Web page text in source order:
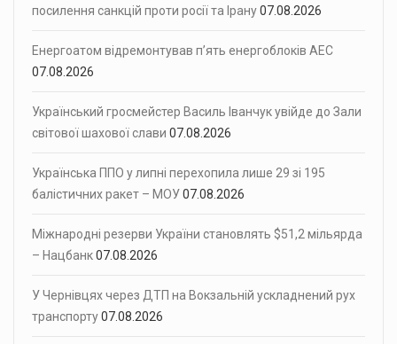
посилення санкцій проти росії та Ірану07.08.2026
Енергоатом відремонтував п’ять енергоблоків АЕС
07.08.2026
Український гросмейстер Василь Іванчук увійде до Зали
світової шахової слави 07.08.2026
Українська ППО у липні перехопила лише 29 зі 195
балістичних ракет – МОУ07.08.2026
Міжнародні резерви України становлять $51,2 мільярда
– Нацбанк07.08.2026
У Чернівцях через ДТП на Вокзальній ускладнений рух
транспорту07.08.2026